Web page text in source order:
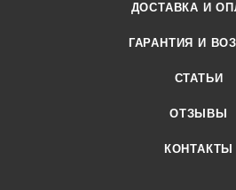
ДОСТАВКА И
ГАРАНТИЯ И
СТАТЬИ
ОТЗЫВЫ
КОНТАКТЫ